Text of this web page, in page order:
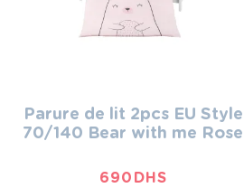
Parure de lit 2pcs EU Style
70/140 Bear with me Rose
690 DHS